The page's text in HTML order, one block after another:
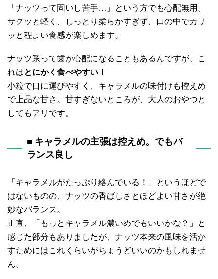
「ナッツって固いし苦手…」という方でも心配無用。
サクッと軽く、しっとり柔らかすぎず、口の中でカリ
ッと程よい食感が楽しめます。
ナッツ系って歯が心配になることもあるんですが、こ
れは とにかく食べやすい！
小粒で口に運びやすく、キャラメルの味付けも控えめ
で上品な甘さ。甘すぎないところが、大人のおやつと
してもアリです。
■ キャラメルの主張は控えめ。でもバ
ランス良し
「キャラメルがたっぷり絡んでいる！」というほどで
はないものの、ナッツの香ばしさとほどよい甘さが絶
妙なバランス。
正直、「もっとキャラメル濃いめでもいいかな？」と
感じた部分もありましたが、ナッツ本来の風味を活か
すためにはこれくらいがちょうどいいのかもしれませ
ん。